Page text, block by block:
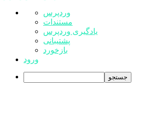
درباره
وردپرس
وردپرس
مستندات
یادگیری وردپرس
پشتیبانی
بازخورد
ورود
جستجو